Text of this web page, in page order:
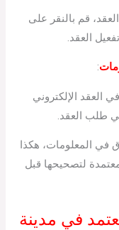
قم بالنقر على
العقد.
:
العقد الإلكتروني
طلب العقد.
في المعلومات، هكذا
لتصحيحها قبل
في مدينة